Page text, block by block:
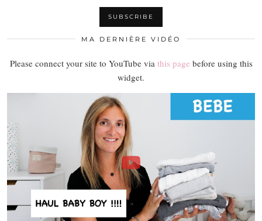
MA DERNIÈRE VIDÉO
Please connect your site to YouTube via this page before using this
widget.